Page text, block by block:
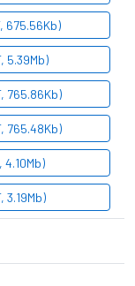
675.56Kb)
5.39Mb)
765.86Kb)
765.48Kb)
3.19Mb)